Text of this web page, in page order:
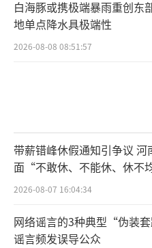
白海豚或携极端暴雨重创东
地单点降水具极端性
2026-08-08 08:51:57
带薪错峰休假通知引争议 河
面“不敢休、不能休、休不
2026-08-07 16:04:34
网络谣言的3种典型“伪装
谣言频发误导公众